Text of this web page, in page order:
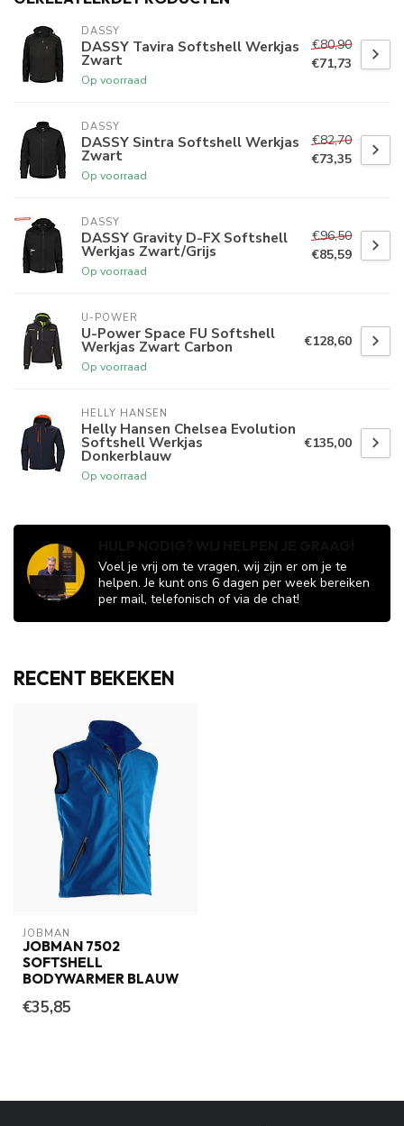
DASSY
DASSY Tavira Softshell Werkjas
Zwart
Op voorraad
€80,90
€71,73
DASSY
DASSY Sintra Softshell Werkjas
Zwart
Op voorraad
€82,70
€73,35
DASSY
DASSY Gravity D-FX Softshell
Werkjas Zwart/Grijs
Op voorraad
€96,50
€85,59
U-POWER
U-Power Space FU Softshell
Werkjas Zwart Carbon
Op voorraad
€128,60
HELLY HANSEN
Helly Hansen Chelsea Evolution
Softshell Werkjas
Donkerblauw
Op voorraad
€135,00
Voel je vrij om te vragen, wij zijn er om je te
helpen. Je kunt ons 6 dagen per week bereiken
per mail, telefonisch of via de chat!
RECENT BEKEKEN
JOBMAN
JOBMAN 7502
SOFTSHELL
BODYWARMER BLAUW
€35,85